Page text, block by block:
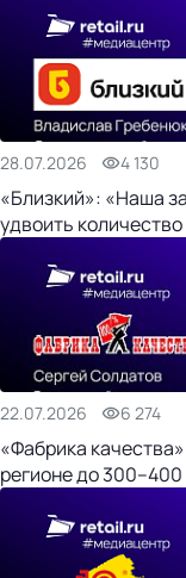
28.07.2026 4 130
«Близкий»: «Наша
удвоить
22.07.2026 6 274
«Фабрика
регионе до 300–400